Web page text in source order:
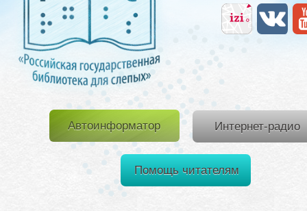
Автоинформатор Интернет-радио
Помощь читателям